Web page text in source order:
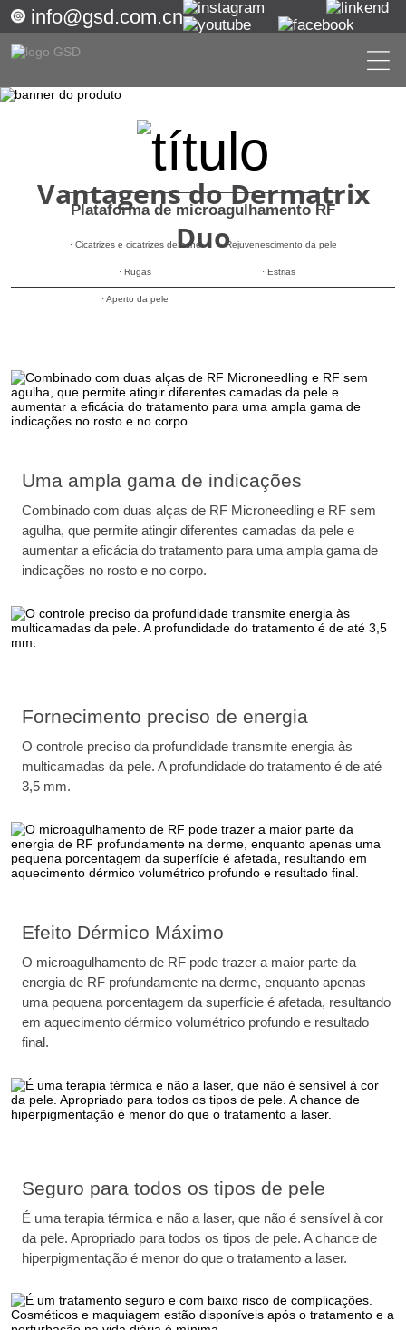
info@gsd.com.cn
Plataforma de microagulhamento RF
· Cicatrizes e cicatrizes de acne
· Rugas
· Aperto da pele
· Rejuvenescimento da pele
· Estrias
Vantagens do Dermatrix
Duo
Uma ampla gama de indicações
Combinado com duas alças de RF Microneedling e RF sem
agulha, que permite atingir diferentes camadas da pele e
aumentar a eficácia do tratamento para uma ampla gama de
indicações no rosto e no corpo.
Fornecimento preciso de energia
O controle preciso da profundidade transmite energia às
multicamadas da pele. A profundidade do tratamento é de até
3,5 mm.
Efeito Dérmico Máximo
O microagulhamento de RF pode trazer a maior parte da
energia de RF profundamente na derme, enquanto apenas
uma pequena porcentagem da superfície é afetada, resultando
em aquecimento dérmico volumétrico profundo e resultado
final.
Seguro para todos os tipos de pele
É uma terapia térmica e não a laser, que não é sensível à cor
da pele. Apropriado para todos os tipos de pele. A chance de
hiperpigmentação é menor do que o tratamento a laser.